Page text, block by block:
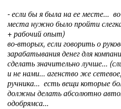
- если бы я была на ее месте...
места нужно было пройти
+ рабочий опыт)
во-вторых, если говорить о
зарабатывания денег для
сделать значительно лучше...
и не нами... агенство же
ручника... есть вещи которые
должны делать абсолютно
одобрямса...